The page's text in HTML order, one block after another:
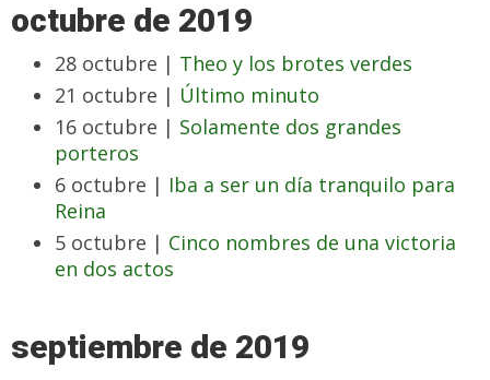
octubre de 2019
28 octubre | Theo y los brotes verdes
21 octubre | Último minuto
16 octubre | Solamente dos grandes
porteros
6 octubre | Iba a ser un día tranquilo para
Reina
5 octubre | Cinco nombres de una victoria
en dos actos
septiembre de 2019